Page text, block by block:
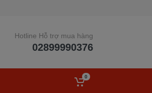
Hotline Hỗ trợ mua hàng
02899990376
0